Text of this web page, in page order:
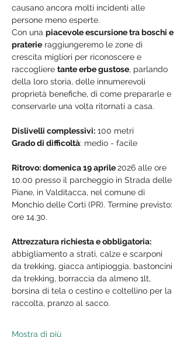
causano ancora molti incidenti alle
persone meno esperte.
Con una piacevole escursione tra boschi e
praterie raggiungeremo le zone di
crescita migliori per riconoscere e
raccogliere tante erbe gustose, parlando
della loro storia, delle innumerevoli
proprietà benefiche, di come prepararle e
conservarle una volta ritornati a casa.
Dislivelli complessivi: 100 metri
Grado di difficoltà: medio - facile
Ritrovo: domenica 19 aprile 2026 alle ore
10.00 presso il parcheggio in Strada delle
Piane, in Valditacca, nel comune di
Monchio delle Corti (PR). Termine previsto:
ore 14.30.
Attrezzatura richiesta e obbligatoria:
abbigliamento a strati, calze e scarponi
da trekking, giacca antipioggia, bastoncini
da trekking, borraccia da almeno 1lt,
borsina di tela o cestino e coltellino per la
raccolta, pranzo al sacco.
Mostra di più